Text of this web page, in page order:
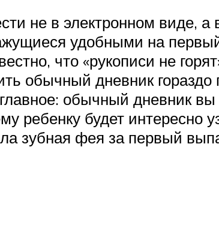
не в электронном виде,
удобными на
что «рукописи не
обычный дневник
обычный дневник
будет интересно
зубная фея за первый